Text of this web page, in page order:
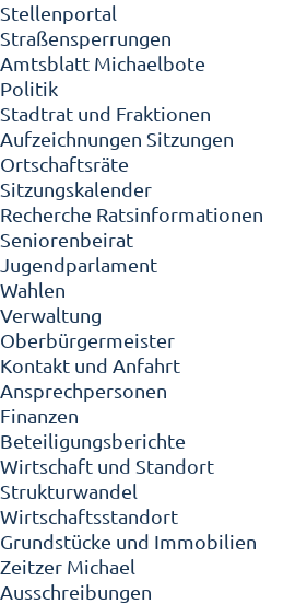
Stellenportal
Straßensperrungen
Amtsblatt Michaelbote
Politik
Stadtrat und Fraktionen
Aufzeichnungen Sitzungen
Ortschaftsräte
Sitzungskalender
Recherche Ratsinformationen
Seniorenbeirat
Jugendparlament
Wahlen
Verwaltung
Oberbürgermeister
Kontakt und Anfahrt
Ansprechpersonen
Finanzen
Beteiligungsberichte
Wirtschaft und Standort
Strukturwandel
Wirtschaftsstandort
Grundstücke und Immobilien
Zeitzer Michael
Ausschreibungen